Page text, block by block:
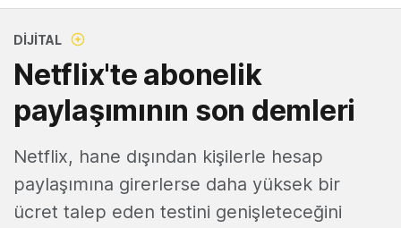
DIJITAL
Netflix'te abonelik
paylaşımının son demleri
Netflix, hane dışından kişilerle hesap
paylaşımına girerlerse daha yüksek bir
ücret talep eden testini genişleteceğini